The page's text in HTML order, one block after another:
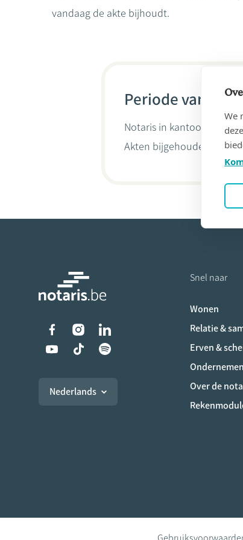
vandaag de akte bijhoudt.
Periode van 19/
Notaris in kantoor BOEN,
Akten bijgehouden door
Liens vers les
Nederlands
Snel naar
Wonen
Relatie &
Erven &
Ondernemen
Over de
We